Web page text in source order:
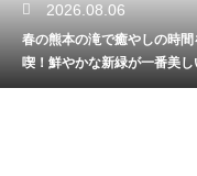
2026.08.06
春の熊本の滝で癒やしの時間を
喫！鮮やかな新緑が一番美しい
頃を解説